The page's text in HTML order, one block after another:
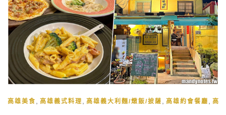
高雄美食 , 高雄義式料理 , 高雄義大利麵/燉飯/披薩 , 高雄約會餐廳 , 高